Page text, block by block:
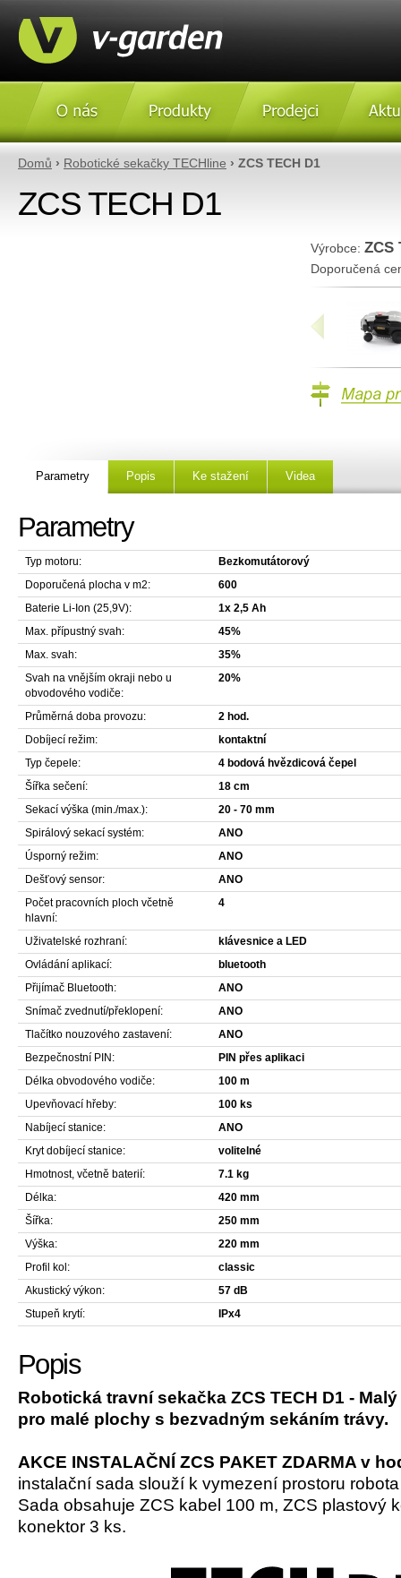
Domů › Robotické sekačky TECHline › ZCS TECH D1
ZCS TECH D1
Výrobce: ZCS
Doporučená
«
Mapa prodejců
Parametry Popis Ke stažení Videa
Parametry
Typ motoru:
Bezkomutátorový
Doporučená plocha v m2:
600
Baterie Li-Ion (25,9V):
1x 2,5 Ah
Max. přípustný svah:
45%
Max. svah:
35%
Svah na vnějším okraji nebo u
obvodového vodiče:
20%
Průměrná doba provozu:
2 hod.
Dobíjecí režim:
kontaktní
Typ čepele:
4 bodová hvězdicová čepel
Šířka sečení:
18 cm
Sekací výška (min./max.):
20 - 70 mm
Spirálový sekací systém:
ANO
Úsporný režim:
ANO
Dešťový sensor:
ANO
Počet pracovních ploch včetně
hlavní:
4
Uživatelské rozhraní:
klávesnice a LED
Ovládání aplikací:
bluetooth
Přijímač Bluetooth:
ANO
Snímač zvednutí/překlopení:
ANO
Tlačítko nouzového zastavení:
ANO
Bezpečnostní PIN:
PIN přes aplikaci
Délka obvodového vodiče:
100 m
Upevňovací hřeby:
100 ks
Nabíjecí stanice:
ANO
Kryt dobíjecí stanice:
volitelné
Hmotnost, včetně baterií:
7.1 kg
Délka:
420 mm
Šířka:
250 mm
Výška:
220 mm
Profil kol:
classic
Akustický výkon:
57 dB
Stupeň krytí:
IPx4
Popis
Robotická travní sekačka ZCS TECH D1 -
pro malé plochy s bezvadným sekáním trávy.
AKCE INSTALAČNÍ ZCS PAKET ZDARMA v
instalační sada slouží k vymezení prostoru
Sada obsahuje ZCS kabel 100 m, ZCS plastový
konektor 3 ks.
O nás Produkty Prodejci Aktulity